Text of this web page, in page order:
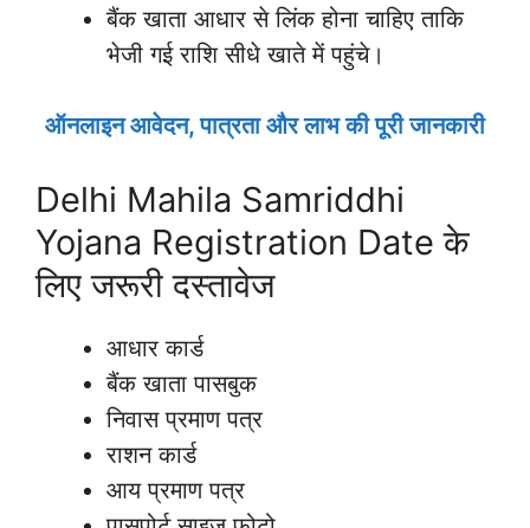
बैंक खाता आधार से लिंक होना चाहिए ताकि
भेजी गई राशि सीधे खाते में पहुंचे।
ऑनलाइन आवेदन, पात्रता और लाभ की पूरी जानकारी
Delhi Mahila Samriddhi
Yojana Registration Date के
लिए जरूरी दस्तावेज
आधार कार्ड
बैंक खाता पासबुक
निवास प्रमाण पत्र
राशन कार्ड
आय प्रमाण पत्र